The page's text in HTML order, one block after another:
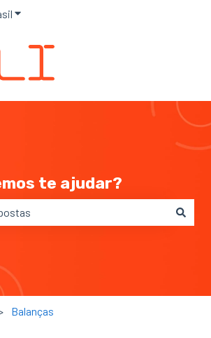
Mostrar submenu para traduções
te ajudar?
Balanças